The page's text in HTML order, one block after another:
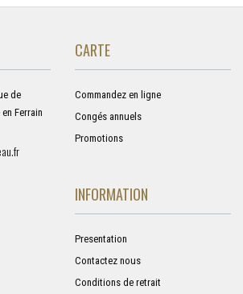
de
Ferrain
CARTE
Commandez en ligne
Congés annuels
Promotions
INFORMATION
Presentation
Contactez nous
Conditions de retrait